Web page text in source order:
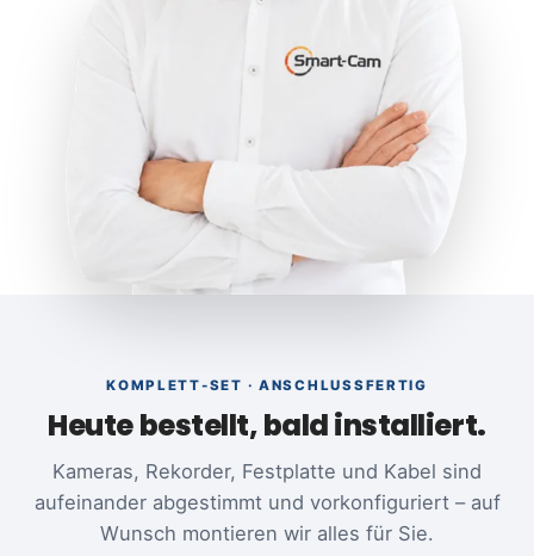
KOMPLETT-SET · ANSCHLUSSFERTIG
Heute bestellt, bald installiert.
Kameras, Rekorder, Festplatte und Kabel sind
aufeinander abgestimmt und vorkonfiguriert – auf
Wunsch montieren wir alles für Sie.